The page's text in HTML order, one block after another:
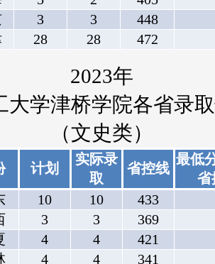
3 3 448
28 28 472
2023年
大学津桥学院各省录
（文史类）
计划
实际录
取
省控线
最低
省
10 10 433
3 3 369
4 4 421
4 4 341